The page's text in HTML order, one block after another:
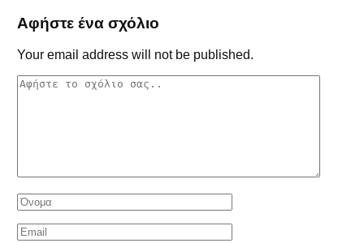
Αφήστε ένα σχόλιο
Your email address will not be published.